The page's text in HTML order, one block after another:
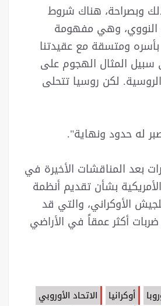
وبصراحة، هناك شروط
النووي، وهي مفهومة
ومتسقة مع عقيدتنا
سبيل المثال الهجوم على
لكن روسيا تتحلى
له حدود ونهاية".
بعد المناقشات الأخيرة في
بشأن تقديم أنظمة
الأوكراني، والتي قد
أكثر عمقاً في الأراضي
أوكرانيا
الاتحاد الأوروبي